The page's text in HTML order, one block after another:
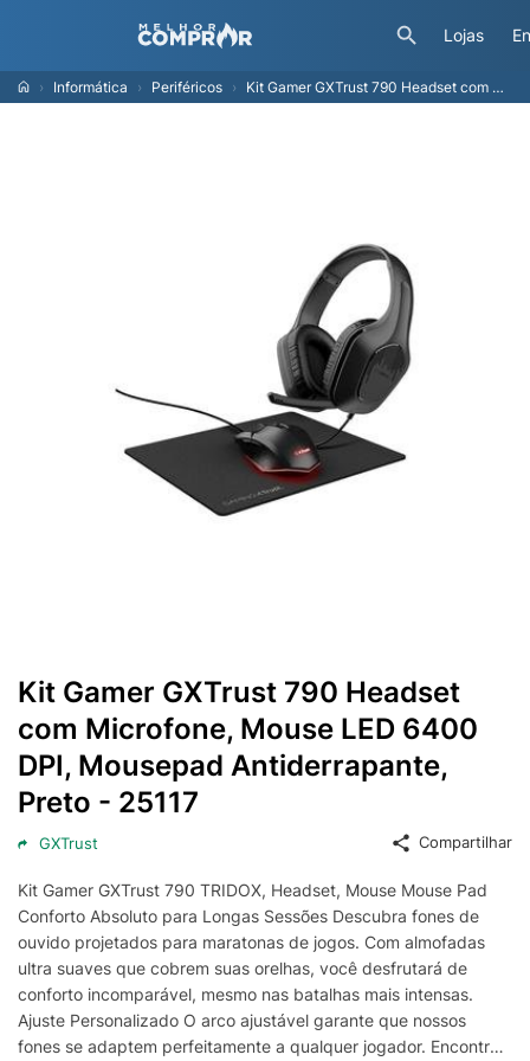
Lojas
Informática Periféricos Kit Gamer GXTrust 790 Headset com Microfone, Mouse LED 6400 DPI, Mousepad Antiderrapante, Preto - 25117
Kit Gamer GXTrust 790 Headset
com Microfone, Mouse LED 6400
DPI, Mousepad Antiderrapante,
Preto - 25117
GXTrust Compartilhar
Kit Gamer GXTrust 790 TRIDOX, Headset, Mouse Mouse Pad
Conforto Absoluto para Longas Sessões Descubra fones de
ouvido projetados para maratonas de jogos. Com almofadas
ultra suaves que cobrem suas orelhas, você desfrutará de
conforto incomparável, mesmo nas batalhas mais intensas.
Ajuste Personalizado O arco ajustável garante que nossos
fones se adaptem perfeitamente a qualquer jogador. Encontre